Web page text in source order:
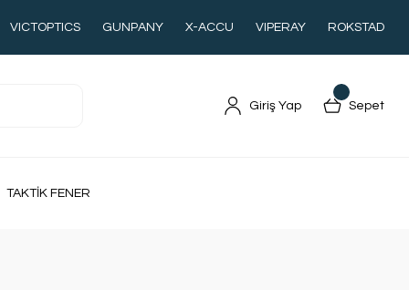
VICTOPTICS GUNPANY X-ACCU VIPERAY ROKSTAD
Giriş Yap Sepet
TAKTİK FENER